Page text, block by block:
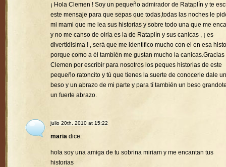
¡ Hola Clemen ! Soy un pequeño admirador de Rataplín y te
este mensaje para que sepas que todas,todas las noches le
mi mami que me lea sus historias y sobre todo una que me
y no me canso de oirla es la de Rataplín y sus canicas , ¡ es
divertidisima ! , será que me identifico mucho con el en esa
porque como a él también me gustan mucho la canicas.Gracias
Clemen por escribir para nosotros los peques historias de este
pequeño ratoncito y tú que tienes la suerte de conocerle dale un
beso y un abrazo de mi parte y para tí también un beso
un fuerte abrazo.
julio 20th, 2010 at 15:22
maria dice:
hola soy una amiga de tu sobrina miriam y me encantan tus
historias